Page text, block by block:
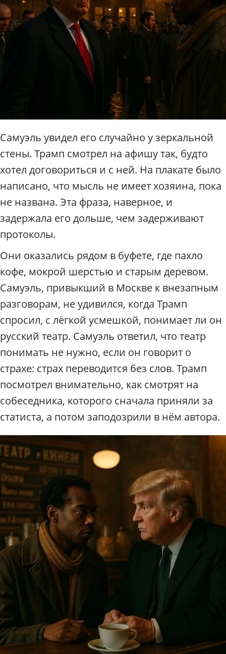
Самуэль увидел его случайно у зеркальной
стены. Трамп смотрел на афишу так, будто
хотел договориться и с ней. На плакате было
написано, что мысль не имеет хозяина, пока
не названа. Эта фраза, наверное, и
задержала его дольше, чем задерживают
протоколы.
Они оказались рядом в буфете, где пахло
кофе, мокрой шерстью и старым деревом.
Самуэль, привыкший в Москве к внезапным
разговорам, не удивился, когда Трамп
спросил, с лёгкой усмешкой, понимает ли он
русский театр. Самуэль ответил, что театр
понимать не нужно, если он говорит о
страхе: страх переводится без слов. Трамп
посмотрел внимательно, как смотрят на
собеседника, которого сначала приняли за
статиста, а потом заподозрили в нём автора.